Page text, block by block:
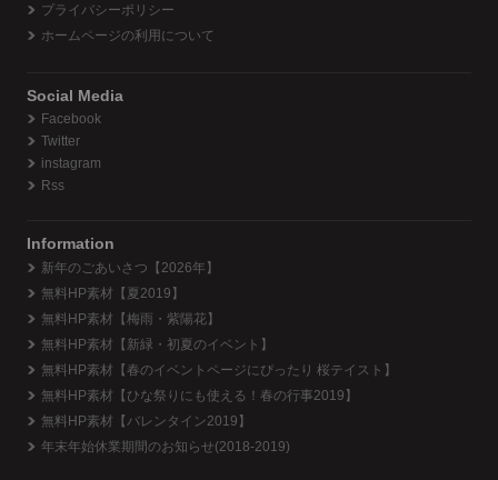
プライバシーポリシー
ホームページの利用について
Social Media
Facebook
Twitter
instagram
Rss
Information
新年のごあいさつ【2026年】
無料HP素材【夏2019】
無料HP素材【梅雨・紫陽花】
無料HP素材【新緑・初夏のイベント】
無料HP素材【春のイベントページにぴったり 桜テイスト】
無料HP素材【ひな祭りにも使える！春の行事2019】
無料HP素材【バレンタイン2019】
年末年始休業期間のお知らせ(2018-2019)